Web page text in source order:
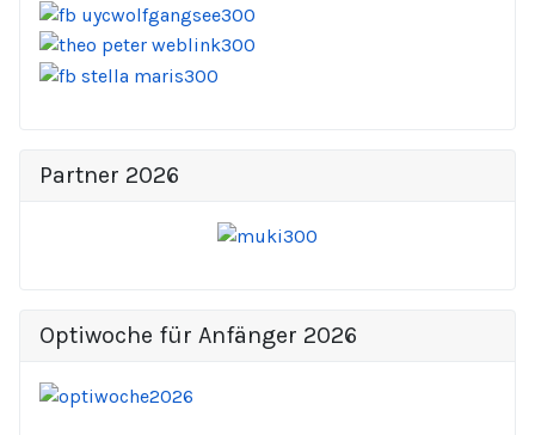
Partner 2026
Optiwoche für Anfänger 2026